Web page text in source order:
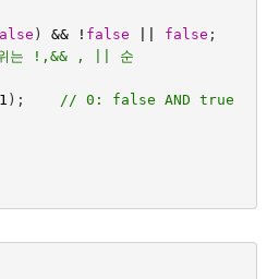
) && ! false false
위는 !,&& , || 순
);
// 0: false AND true